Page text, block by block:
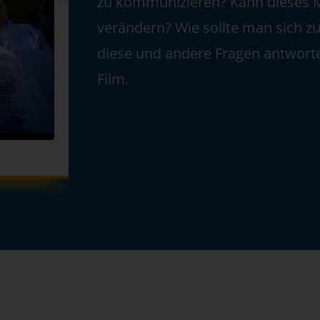
verändern? Wie sollte man sich
diese und andere Fragen
Film.